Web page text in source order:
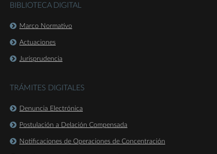
BIBLIOTECA DIGITAL
Marco Normativo
Actuaciones
Jurisprudencia
TRÁMITES DIGITALES
Denuncia Electrónica
Postulación a Delación Compensada
Notificaciones de Operaciones de Concentración